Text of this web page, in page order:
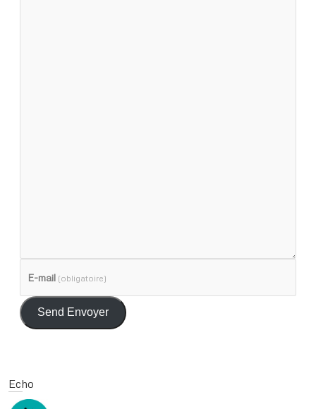
E-mail (obligatoire)
Send Envoyer
Echo